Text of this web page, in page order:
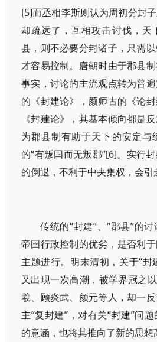
[5]而丞相李斯则认为周初分封
却疏远了，互相攻击讨伐，天
县，则不必要分封诸子，只需
才容易控制。唐朝时由于郡县
事实，讨论的主流观点转为普
的《封建论》，颜师古的《论
《封建论》，其基本倾向都是
为郡县制有助于天下的安定与
的“有叛国而无叛郡”[6]。实行
的倒退，不利于中央集权，会引
传统的“封建”、“郡县”的
帝国行政控制的优劣，是否利
主题进行。明末清初，关于“封
又出现一次高潮，被学界冠之
羲、顾炎武、颜元等人，却一
主“复封建”，对有关“封建”问
的意涵，也将其推向了新的思想